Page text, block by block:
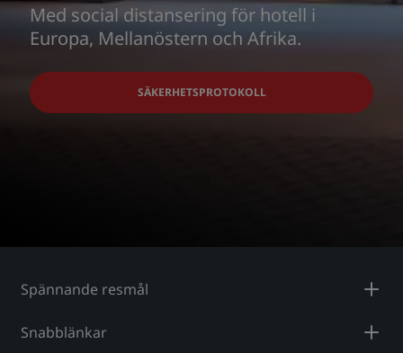
Med social distansering för hotell i
Europa, Mellanöstern och Afrika.
SÄKERHETSPROTOKOLL
Spännande resmål
Snabblänkar